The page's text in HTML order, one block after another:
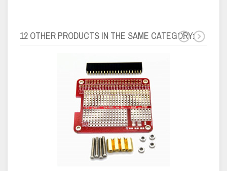
12 OTHER PRODUCTS IN THE SAME CATEGORY: